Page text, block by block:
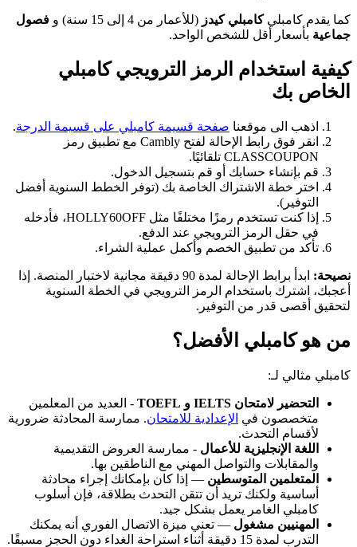
كما يقدم كامبليكامبلي كيدز (للأعمار من 4 إلى 15 سنة) و
فصول
جماعية بأسعار أقل للشخص الواحد.
كيفية استخدام الرمز الترويجي كامبلي
الخاص بك
اذهب الى موقعنا صفحة قسيمة كامبلي على قسيمة الدرجة.
انقر فوق رابط الإحالة لفتح Cambly مع تطبيق رمز
CLASSCOUPON تلقائيًا.
قم بإنشاء حسابك أو قم بتسجيل الدخول.
اختر خطة الاشتراك الخاصة بك (توفر الخطط السنوية أفضل
التوفير).
إذا كنت تستخدم رمزًا مختلفًا مثل HOLLY60OFF، فأدخله
في حقل الرمز الترويجي عند الدفع.
تأكد من تطبيق الخصم وأكمل عملية الشراء.
نصيحة:
ابدأ برابط الإحالة لمدة 90 دقيقة مجانية لاختبار المنصة. إذا
أعجبك، اشترك باستخدام الرمز الترويجي في الخطة السنوية
لتحقيق أقصى قدر من التوفير.
من هو كامبلي الأفضل؟
كامبلي مثالي لـ:
التحضير لامتحان IELTS و TOEFL
- العديد من المعلمين
متخصصون في الإعدادية للامتحان. ممارسة المحادثة ضرورية
لأقسام التحدث.
اللغة الإنجليزية للأعمال - ممارسة العروض التقديمية
والمقابلات والتواصل المهني مع الناطقين بها.
المتعلمين المتوسطين — إذا كان بإمكانك إجراء محادثة
أساسية ولكنك تريد أن تتقن التحدث بطلاقة، فإن أسلوب
كامبلي الغامر يعمل بشكل جيد.
المهنيين مشغول — تعني ميزة الاتصال الفوري أنه يمكنك
التدرب لمدة 15 دقيقة أثناء استراحة الغداء دون الحجز مسبقًا.